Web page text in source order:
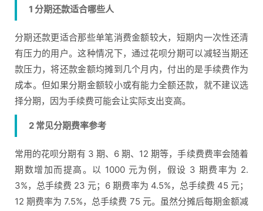
1 分期还款适合哪些人
分期还款更适合那些单笔消费金额较大，短期内一次性还清
有压力的用户。这种情况下，通过花呗分期可以减轻当期还
款压力，将还款金额均摊到几个月内，付出的是手续费作为
成本。但如果分期金额较小或有能力全额还款，就不建议选
择分期，因为手续费可能会让实际支出变高。
2 常见分期费率参考
常用的花呗分期有 3 期、6 期、12 期等，手续费费率会随着
期数增加而提高。以 1000 元为例，假设 3 期费率为 2.
3%，总手续费 23 元；6 期费率为 4.5%，总手续费 45 元；
12 期费率为 7.5%，总手续费 75 元。虽然分摊后每期金额减